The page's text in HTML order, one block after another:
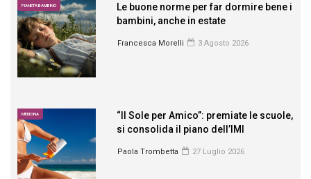
PIANETA BAMBINO
Le buone norme per far dormire bene i
bambini, anche in estate
Francesca Morelli 3 Agosto 2026
MEDICINA
“Il Sole per Amico”: premiate le scuole,
si consolida il piano dell’IMI
Paola Trombetta 27 Luglio 2026